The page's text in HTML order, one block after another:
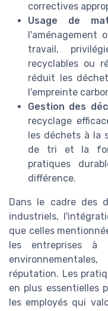
correctives
Usage de
l'aménagement
travail,
recyclables ou
réduit les
l'empreinte
Gestion des
recyclage
les déchets à la
de tri et la
pratiques
différence.
Dans le cadre des
industriels,
que celles
les entreprises à
réputation. Les
en plus essentielles
les employés qui